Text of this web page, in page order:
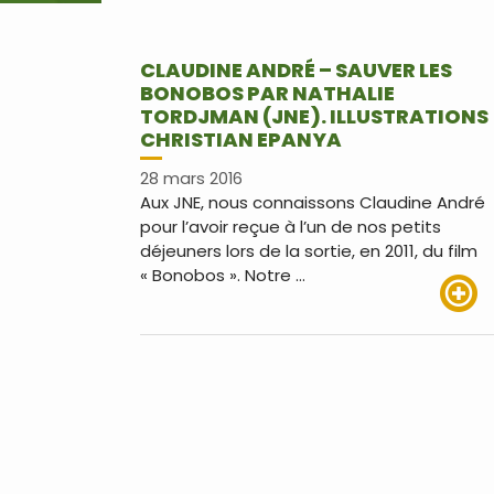
CLAUDINE ANDRÉ – SAUVER LES
BONOBOS PAR NATHALIE
TORDJMAN (JNE). ILLUSTRATIONS
CHRISTIAN EPANYA
28 mars 2016
Aux JNE, nous connaissons Claudine André
pour l’avoir reçue à l’un de nos petits
déjeuners lors de la sortie, en 2011, du film
« Bonobos ». Notre …